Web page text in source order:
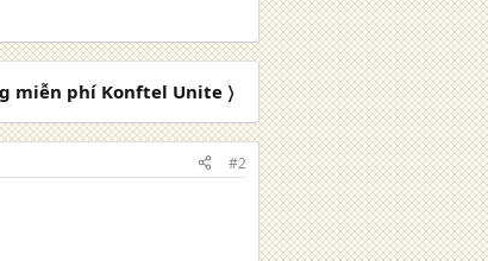
miễn phí Konftel Unite 〉
#2